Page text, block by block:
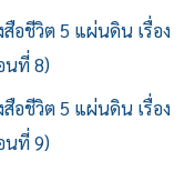
ชีวิต 5 แผ่นดิน เรื่อง
นที่ 8)
ชีวิต 5 แผ่นดิน เรื่อง
นที่ 9)